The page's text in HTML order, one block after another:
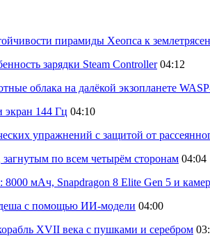
пирамиды Хеопса к
зарядки Steam Controller 04:12
облака на далёкой экзопланете
экран 144 Гц 04:10
упражнений с защитой от
загнутым по всем четырём сторонам 04:04
мАч, Snapdragon 8 Elite Gen 5 и
с помощью ИИ-модели 04:00
XVII века с пушками и серебром